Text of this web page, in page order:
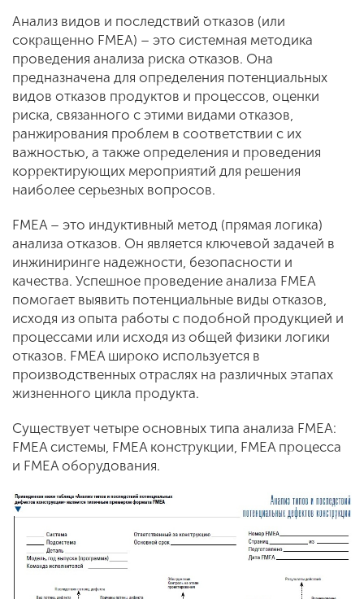
Анализ видов и последствий отказов (или
сокращенно FMEA) – это системная методика
проведения анализа риска отказов. Она
предназначена для определения потенциальных
видов отказов продуктов и процессов, оценки
риска, связанного с этими видами отказов,
ранжирования проблем в соответствии с их
важностью, а также определения и проведения
корректирующих мероприятий для решения
наиболее серьезных вопросов.
FMEA – это индуктивный метод (прямая логика)
анализа отказов. Он является ключевой задачей в
инжиниринге надежности, безопасности и
качества. Успешное проведение анализа FMEA
помогает выявить потенциальные виды отказов,
исходя из опыта работы с подобной продукцией и
процессами или исходя из общей физики логики
отказов. FMEA широко используется в
производственных отраслях на различных этапах
жизненного цикла продукта.
Существует четыре основных типа анализа FMEA:
FMEA системы, FMEA конструкции, FMEA процесса
и FMEA оборудования.